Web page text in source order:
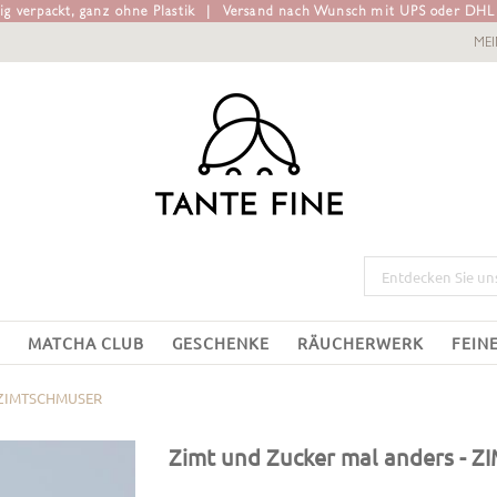
verpackt, ganz ohne Plastik
Versand nach Wunsch mit UPS oder
MATCHA CLUB GESCHENKE RÄUCHERWERK
Zimt und Zucker mal anders -